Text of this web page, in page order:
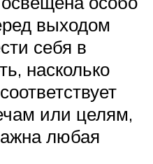
выходом
себя в
насколько
или целям,
любая